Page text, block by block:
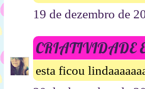
19 de dezembro de
CRIATIVIDADE
esta ficou